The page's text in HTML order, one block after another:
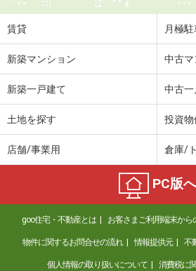
専有面積
三重県津市江戸橋３丁目
1.40万円
三重県津市南丸之内
8.40万円
住 所
三重県津市南丸
専有面積 59.52m²
間取り
2LDK
三重県津市河芸町上野
賃貸 月極
新築マンション 中古マ
新築一戸建て 中古一
土地を探す 投資物
店舗/事業用 倉庫/
PC版へ
goo住宅・不動産とは お客さまご利用端末か
物件に関するお問合せの流れ 情報提供元 不
個人情報の取り扱いについて 消費税に